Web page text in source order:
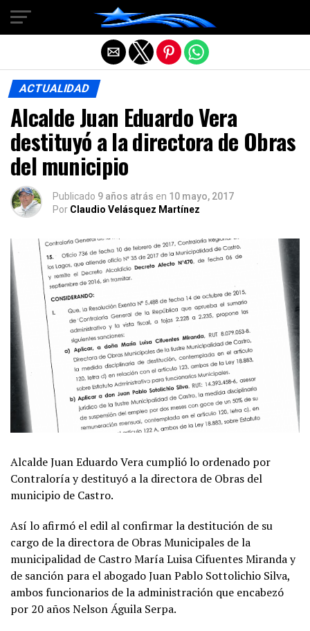
ACTUALIDAD
Alcalde Juan Eduardo Vera
destituyó a la directora de Obras
del municipio
Publicado 9 años atrás en 10 mayo, 2017
Por Claudio Velásquez Martínez
Alcalde Juan Eduardo Vera cumplió lo ordenado por
Contraloría y destituyó a la directora de Obras del
municipio de Castro.
Así lo afirmó el edil al confirmar la destitución de su
cargo de la directora de Obras Municipales de la
municipalidad de Castro María Luisa Cifuentes Miranda y
de sanción para el abogado Juan Pablo Sottolichio Silva,
ambos funcionarios de la administración que encabezó
por 20 años Nelson Águila Serpa.
Salir de la versión móvil